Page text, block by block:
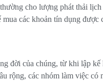
cho lượng phát thải
các khoản tín dụng được
đời của chúng, từ khi lập
rộng, các nhóm làm việc